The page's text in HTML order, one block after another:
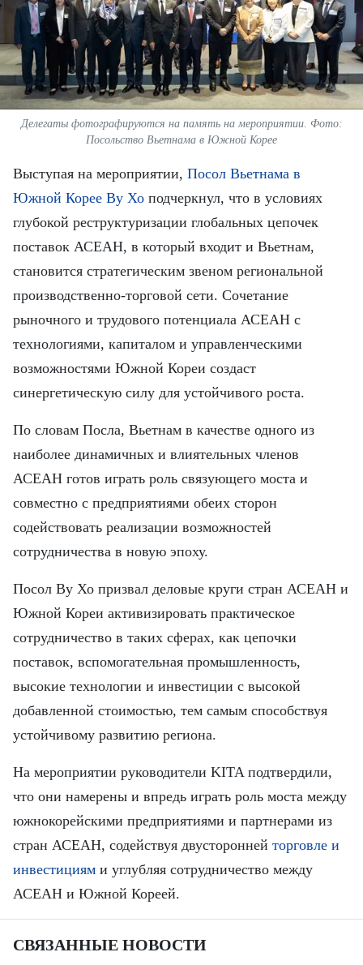
ДОСЬЕ И МАТЕРИАЛЫ
О ГАЗЕТЕ «НЯНЗАН»
TIẾNG VIỆT
中文
FRANÇAIS
ESPAÑOL
Делегаты фотографируются на память на мероприятии. Фото:
Посольство Вьетнама в Южной Корее
Выступая на мероприятии, Посол Вьетнама в
Южной Корее Ву Хо подчеркнул, что в условиях
глубокой реструктуризации глобальных цепочек
поставок АСЕАН, в который входит и Вьетнам,
становится стратегическим звеном региональной
производственно-торговой сети. Сочетание
рыночного и трудового потенциала АСЕАН с
технологиями, капиталом и управленческими
возможностями Южной Кореи создаст
синергетическую силу для устойчивого роста.
По словам Посла, Вьетнам в качестве одного из
наиболее динамичных и влиятельных членов
АСЕАН готов играть роль связующего моста и
совместно с предприятиями обеих сторон
содействовать реализации возможностей
сотрудничества в новую эпоху.
Посол Ву Хо призвал деловые круги стран АСЕАН и
Южной Кореи активизировать практическое
сотрудничество в таких сферах, как цепочки
поставок, вспомогательная промышленность,
высокие технологии и инвестиции с высокой
добавленной стоимостью, тем самым способствуя
устойчивому развитию региона.
На мероприятии руководители KITA подтвердили,
что они намерены и впредь играть роль моста между
южнокорейскими предприятиями и партнерами из
стран АСЕАН, содействуя двусторонней торговле и
инвестициям и углубляя сотрудничество между
АСЕАН и Южной Кореей.
СВЯЗАННЫЕ НОВОСТИ